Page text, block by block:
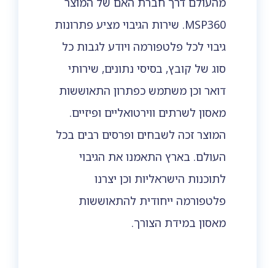
MSP360. שירות הגיבוי מציע פתרונות
גיבוי לכל פלטפורמה ויודע לגבות כל
סוג של קובץ, בסיסי נתונים, שירותי
דואר וכן משתמש כפתרון התאוששות
מאסון לשרתים ווירטואליים ופיזיים.
המוצר זכה לשבחים ופרסים רבים בכל
העולם. בארץ התאמנו את הגיבוי
לתוכנות הישראליות וכן יצרנו
פלטפורמה ייחודית להתאוששות
מאסון במידת הצורך.